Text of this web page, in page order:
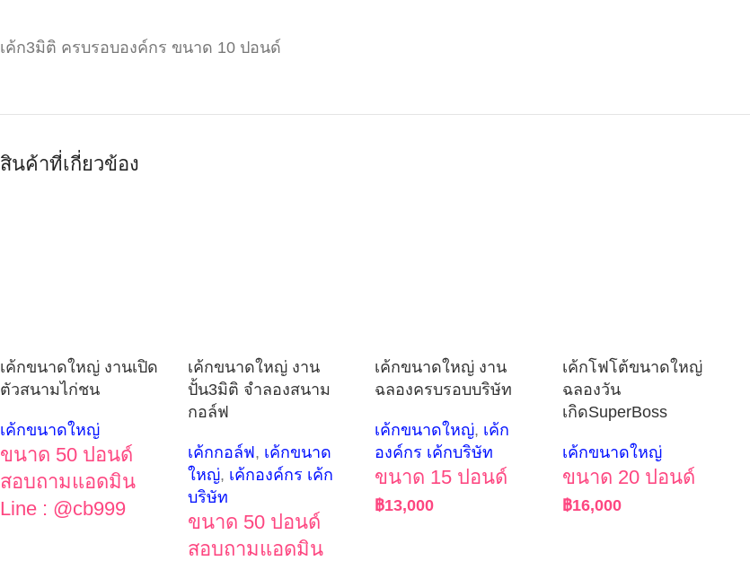
เค้ก3มิติ ครบรอบองค์กร ขนาด 10 ปอนด์
สินค้าที่เกี่ยวข้อง
เค้กขนาดใหญ่ งานเปิด
ตัวสนามไก่ชน
เค้กขนาดใหญ่
ขนาด 50 ปอนด์
สอบถามแอดมิน
Line : @cb999
เค้กขนาดใหญ่ งาน
ปั้น3มิติ จำลองสนาม
กอล์ฟ
เค้กกอล์ฟ, เค้กขนาด
ใหญ่, เค้กองค์กร เค้ก
บริษัท
ขนาด 50 ปอนด์
สอบถามแอดมิน
เค้กขนาดใหญ่ งาน
ฉลองครบรอบบริษัท
เค้กขนาดใหญ่, เค้ก
องค์กร เค้กบริษัท
ขนาด 15 ปอนด์
฿13,000
เค้กโฟโต้ขนาดใหญ่
ฉลองวัน
เกิดSuperBoss
เค้กขนาดใหญ่
ขนาด 20 ปอนด์
฿16,000